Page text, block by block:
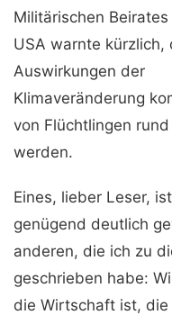
Militärischen
USA warnte kürzlich,
Auswirkungen der
Klimaveränderung
von Flüchtlingen
werden.
Eines, lieber Leser,
genügend deutlich
anderen, die ich zu
geschrieben habe:
die Wirtschaft ist, die